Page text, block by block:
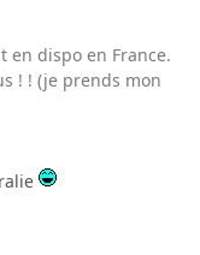
en dispo en France.
! ! (je prends mon